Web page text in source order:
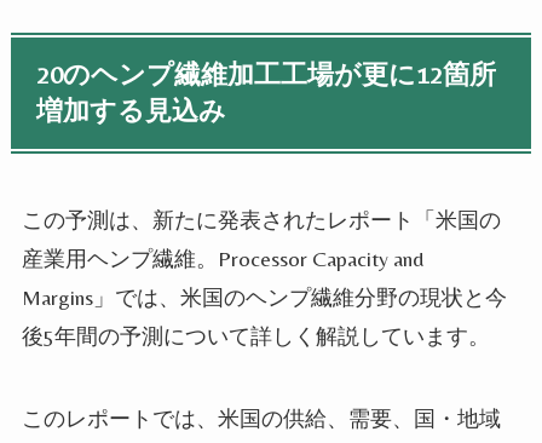
20のヘンプ繊維加工工場が更に12箇所
増加する見込み
この予測は、新たに発表されたレポート「米国の
産業用ヘンプ繊維。Processor Capacity and
Margins」では、米国のヘンプ繊維分野の現状と今
後5年間の予測について詳しく解説しています。
このレポートでは、米国の供給、需要、国・地域